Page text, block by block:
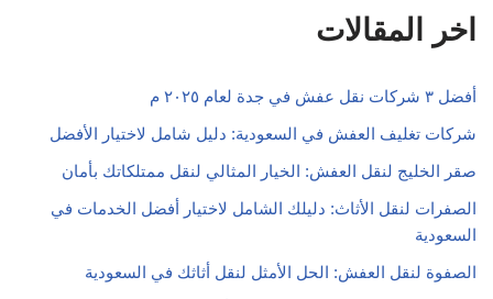
اخر المقالات
أفضل ٣ شركات نقل عفش في جدة لعام ٢٠٢٥ م
شركات تغليف العفش في السعودية: دليل شامل لاختيار الأفضل
صقر الخليج لنقل العفش: الخيار المثالي لنقل ممتلكاتك بأمان
الصفرات لنقل الأثاث: دليلك الشامل لاختيار أفضل الخدمات في
السعودية
الصفوة لنقل العفش: الحل الأمثل لنقل أثاثك في السعودية